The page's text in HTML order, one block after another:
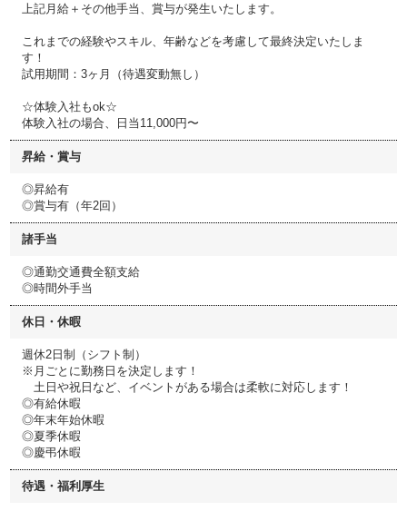
上記月給＋その他手当、賞与が発生いたします。
これまでの経験やスキル、年齢などを考慮して最終決定いたしま
す！
試用期間：3ヶ月（待遇変動無し）
☆体験入社もok☆
体験入社の場合、日当11,000円〜
昇給・賞与
◎昇給有
◎賞与有（年2回）
諸手当
◎通勤交通費全額支給
◎時間外手当
休日・休暇
週休2日制（シフト制）
※月ごとに勤務日を決定します！
土日や祝日など、イベントがある場合は柔軟に対応します！
◎有給休暇
◎年末年始休暇
◎夏季休暇
◎慶弔休暇
待遇・福利厚生